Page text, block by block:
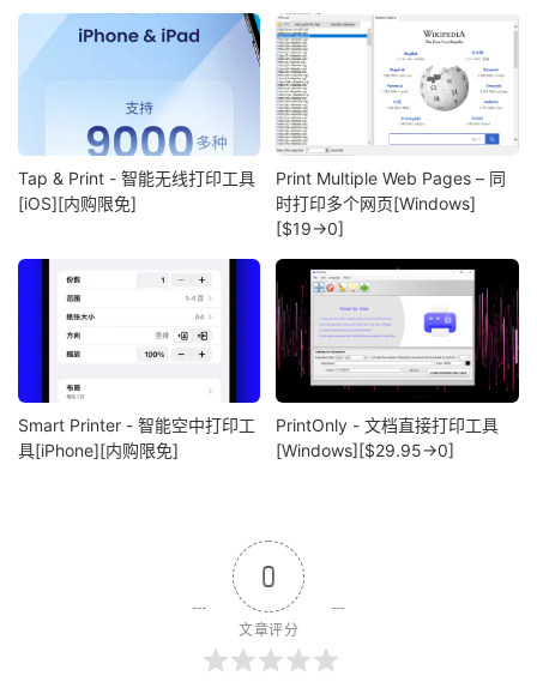
Tap & Print - 智能无线打印工具
[iOS][内购限免]
Print Multiple Web Pages – 同
时打印多个网页[Windows]
[$19→0]
Smart Printer - 智能空中打印工
具[iPhone][内购限免]
PrintOnly - 文档直接打印工具
[Windows][$29.95→0]
0
文章评分